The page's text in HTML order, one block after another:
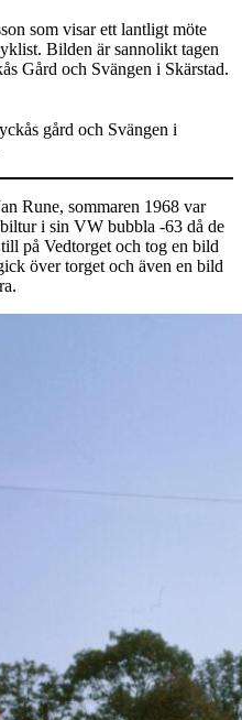
som visar ett lantligt möte
Bilden är sannolikt tagen
Gård och Svängen i Skärstad.
gård och Svängen i
Rune, sommaren 1968 var
i sin VW bubbla -63 då de
på Vedtorget och tog en bild
över torget och även en bild